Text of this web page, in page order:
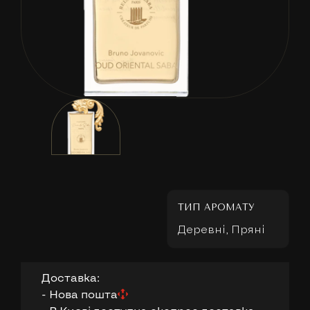
ТИП АРОМАТУ
Деревні, Пряні
Доставка:
- Нова пошта